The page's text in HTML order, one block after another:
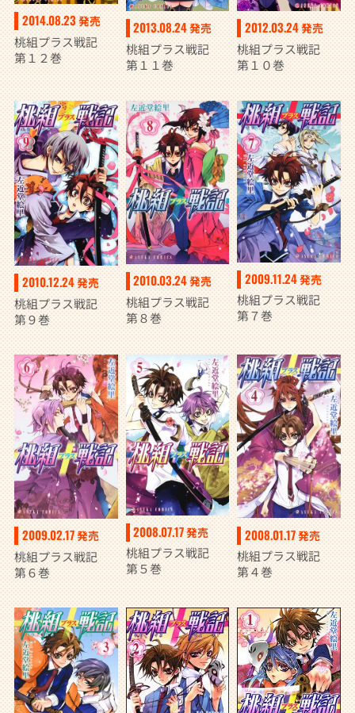
2014.08.23 発売
桃組プラス戦記
第１２巻
2013.08.24発売
桃組プラス戦記
第１１巻
2012.03.24発売
桃組プラス戦記
第１０巻
2010.12.24発売
桃組プラス戦記
第９巻
2010.03.24発売
桃組プラス戦記
第８巻
2009.11.24発売
桃組プラス戦記
第７巻
2009.02.17発売
桃組プラス戦記
第６巻
2008.07.17発売
桃組プラス戦記
第５巻
2008.01.17発売
桃組プラス戦記
第４巻